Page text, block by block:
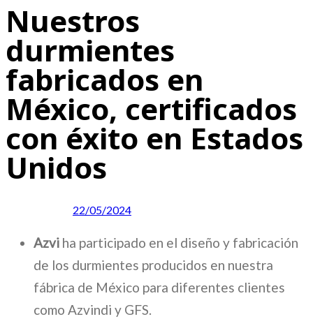
Nuestros
durmientes
fabricados en
México, certificados
con éxito en Estados
Unidos
22/05/2024
Azvi ha participado en el diseño y fabricación
de los durmientes producidos en nuestra
fábrica de México para diferentes clientes
como Azvindi y GFS.